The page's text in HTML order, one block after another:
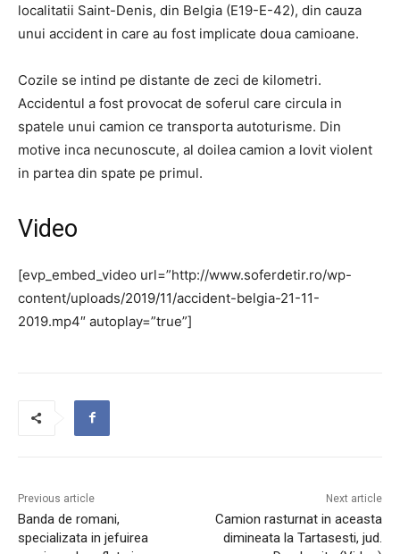
localitatii Saint-Denis, din Belgia (E19-E-42), din cauza
unui accident in care au fost implicate doua camioane.
Cozile se intind pe distante de zeci de kilometri.
Accidentul a fost provocat de soferul care circula in
spatele unui camion ce transporta autoturisme. Din
motive inca necunoscute, al doilea camion a lovit violent
in partea din spate pe primul.
Video
[evp_embed_video url=”http://www.soferdetir.ro/wp-
content/uploads/2019/11/accident-belgia-21-11-
2019.mp4″ autoplay=”true”]
Previous article
Banda de romani,
specializata in jefuirea
Next article
Camion rasturnat in aceasta
dimineata la Tartasesti, jud.